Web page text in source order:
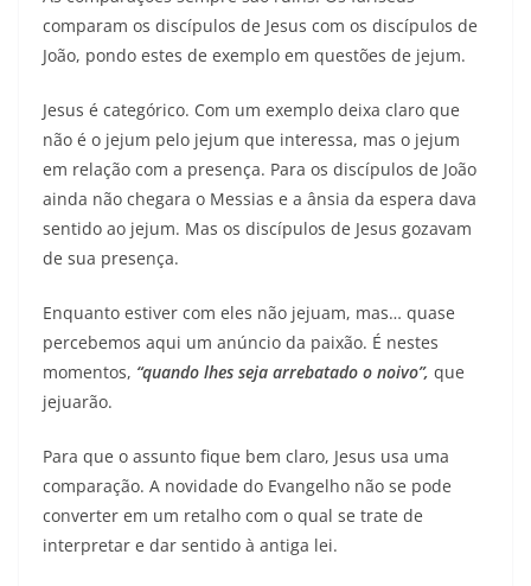
comparam os discípulos de Jesus com os discípulos de
João, pondo estes de exemplo em questões de jejum.
Jesus é categórico. Com um exemplo deixa claro que
não é o jejum pelo jejum que interessa, mas o jejum
em relação com a presença. Para os discípulos de João
ainda não chegara o Messias e a ânsia da espera dava
sentido ao jejum. Mas os discípulos de Jesus gozavam
de sua presença.
Enquanto estiver com eles não jejuam, mas… quase
percebemos aqui um anúncio da paixão. É nestes
momentos, “quando lhes seja arrebatado o noivo”, que
jejuarão.
Para que o assunto fique bem claro, Jesus usa uma
comparação. A novidade do Evangelho não se pode
converter em um retalho com o qual se trate de
interpretar e dar sentido à antiga lei.